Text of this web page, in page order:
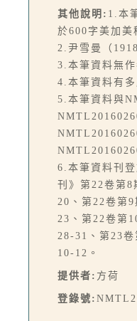
其他說明: 1.本
於600字美加美
2.尹雪曼（
3.本筆資料無作
4.本筆資料有多
5.本筆資料與
6.本筆資料刊
刊》第22卷第8
20、第22卷第
23、第22卷第
28-31、第23卷
10-12。
提供者: 方荷
登錄號: